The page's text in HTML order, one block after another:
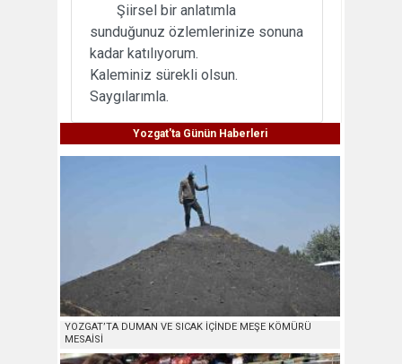
Şiirsel bir anlatımla
sunduğunuz özlemlerinize sonuna
kadar katılıyorum.
Kaleminiz sürekli olsun.
Saygılarımla.
Yozgat'ta Günün Haberleri
YOZGAT’TA DUMAN VE SICAK İÇİNDE MEŞE KÖMÜRÜ
MESAİSİ